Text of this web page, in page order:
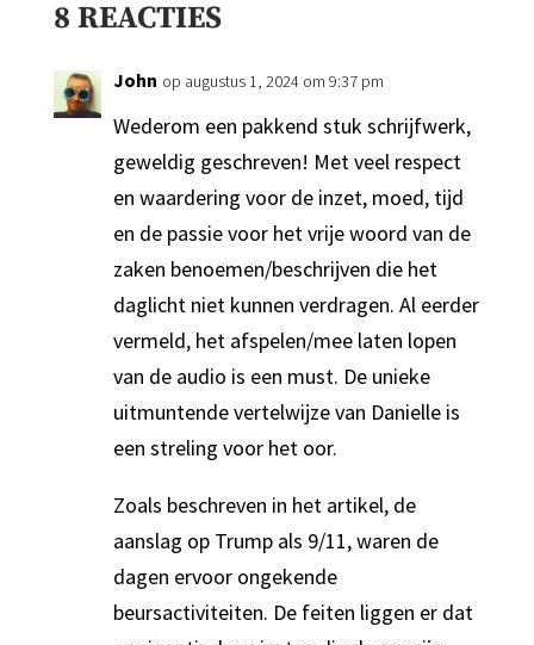
8 REACTIES
John op augustus 1, 2024 om 9:37 pm
Wederom een pakkend stuk schrijfwerk,
geweldig geschreven! Met veel respect
en waardering voor de inzet, moed, tijd
en de passie voor het vrije woord van de
zaken benoemen/beschrijven die het
daglicht niet kunnen verdragen. Al eerder
vermeld, het afspelen/mee laten lopen
van de audio is een must. De unieke
uitmuntende vertelwijze van Danielle is
een streling voor het oor.
Zoals beschreven in het artikel, de
aanslag op Trump als 9/11, waren de
dagen ervoor ongekende
beursactiviteiten. De feiten liggen er dat